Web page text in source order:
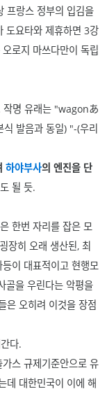
프랑스 정부의 입김을
도요타와 제휴하면 3강
로지 마쓰다만이 독립
작명 유래는 "wagonあ
발음과 동일) "-(우리
하야부사의 엔진을 단
될 듯.
한번 자리를 잡은 모
장히 오래 생산된, 최
이 대표적이고 현행모
골을 우린다는 악평을
은 오히려 이것을 장점
다.
스 규제기준안으로 유
데 대한민국이 이에 해